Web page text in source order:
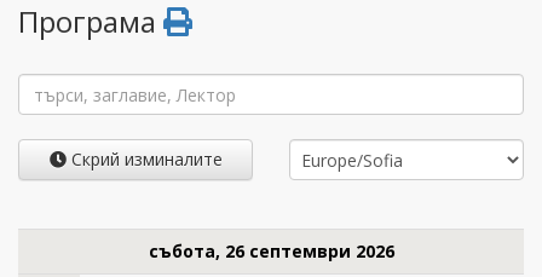
Програма
Скрий изминалите
събота, 26 септември 2026